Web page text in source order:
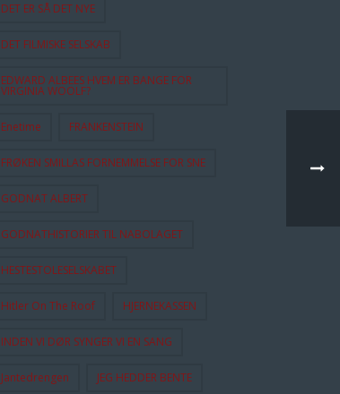
DET ER SÅ DET NYE
DET FILMISKE SELSKAB
EDWARD ALBEES HVEM ER BANGE FOR
VIRGINIA WOOLF?
Enetime FRANKENSTEIN
FRØKEN SMILLAS FORNEMMELSE FOR SNE
GODNAT ALBERT
GODNATHISTORIER TIL NABOLAGET
HESTESTOLESELSKABET
Hitler On The Roof HJERNEKASSEN
INDEN VI DØR SYNGER VI EN SANG
Jantedrengen JEG HEDDER BENTE